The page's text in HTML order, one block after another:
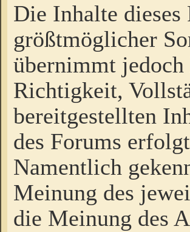
Die Inhalte
größtmöglicher
übernimmt
Richtigkeit,
bereitgestellten
des Forums
Namentlich
Meinung des
die Meinung des